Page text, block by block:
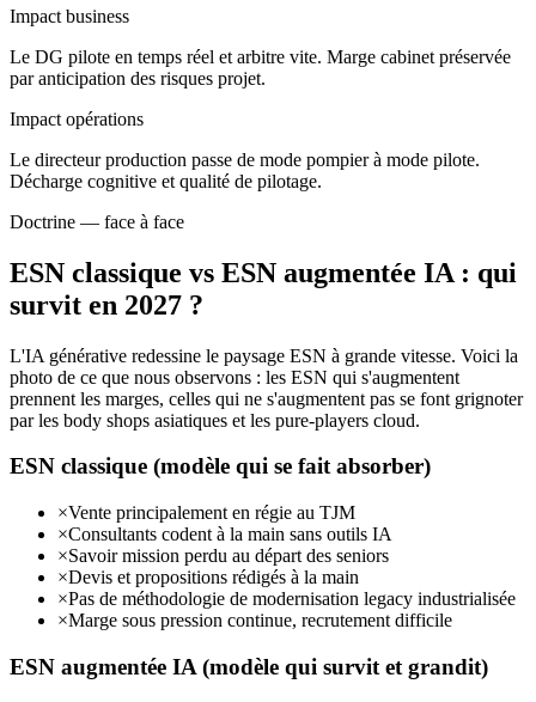
Impact business
Le DG pilote en temps réel et arbitre vite. Marge cabinet préservée
par anticipation des risques projet.
Impact opérations
Le directeur production passe de mode pompier à mode pilote.
Décharge cognitive et qualité de pilotage.
Doctrine — face à face
ESN classique vs ESN augmentée IA : qui
survit en 2027 ?
L'IA générative redessine le paysage ESN à grande vitesse. Voici la
photo de ce que nous observons : les ESN qui s'augmentent
prennent les marges, celles qui ne s'augmentent pas se font grignoter
par les body shops asiatiques et les pure-players cloud.
ESN classique (modèle qui se fait absorber)
×Vente principalement en régie au TJM
×Consultants codent à la main sans outils IA
×Savoir mission perdu au départ des seniors
×Devis et propositions rédigés à la main
×Pas de méthodologie de modernisation legacy industrialisée
×Marge sous pression continue, recrutement difficile
ESN augmentée IA (modèle qui survit et grandit)